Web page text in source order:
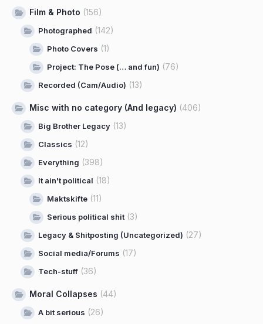
Film & Photo (156)
Photographed (142)
Photo Covers (1)
Project: The Pose (… and fun) (76)
Recorded (Cam/Audio) (13)
Misc with no category (And legacy) (406)
Big Brother Legacy (13)
Classics (12)
Everything (398)
It ain't political (18)
Maktskifte (11)
Serious political shit (3)
Legacy & Shitposting (Uncategorized) (27)
Social media/Forums (17)
Tech-stuff (36)
Moral Collapses (44)
A bit serious (26)